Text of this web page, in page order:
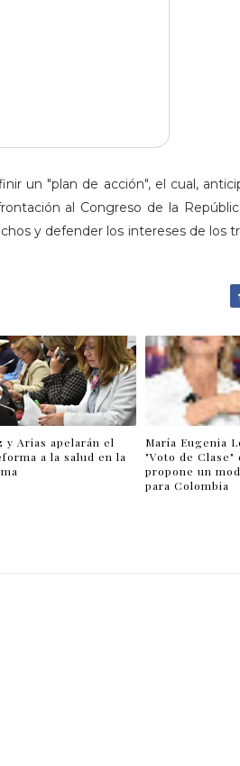
un "plan de acción", el cual,
al Congreso de la
y defender los intereses de los
y Arias apelarán el
a la salud en la
María Eugenia
"Voto de
propone un
para Colombia